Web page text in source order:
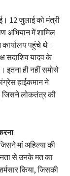
12 जुलाई को मंत्री
अभियान में शामिल
पहुंचे थे।
सदाशिव यादव के
इतना ही नहीं समोसे
हाईकमान ने
जिसने लोकतंत्र की
मां अहिल्या की
से उनके मत का
किया, जिसकी